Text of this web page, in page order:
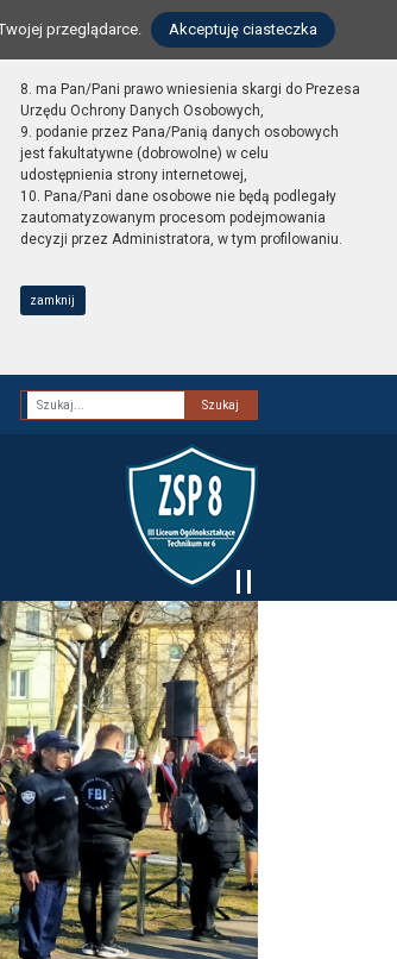
przeglądarce. Akceptuję ciasteczka
8. ma Pan/Pani prawo wniesienia skargi do Prezesa
Urzędu Ochrony Danych Osobowych,
9. podanie przez Pana/Panią danych osobowych
jest fakultatywne (dobrowolne) w celu
udostępnienia strony internetowej,
10. Pana/Pani dane osobowe nie będą podlegały
zautomatyzowanym procesom podejmowania
decyzji przez Administratora, w tym profilowaniu.
zamknij
Fraza